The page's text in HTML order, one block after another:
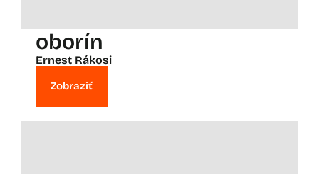
oborín
Ernest Rákosi
Zobraziť